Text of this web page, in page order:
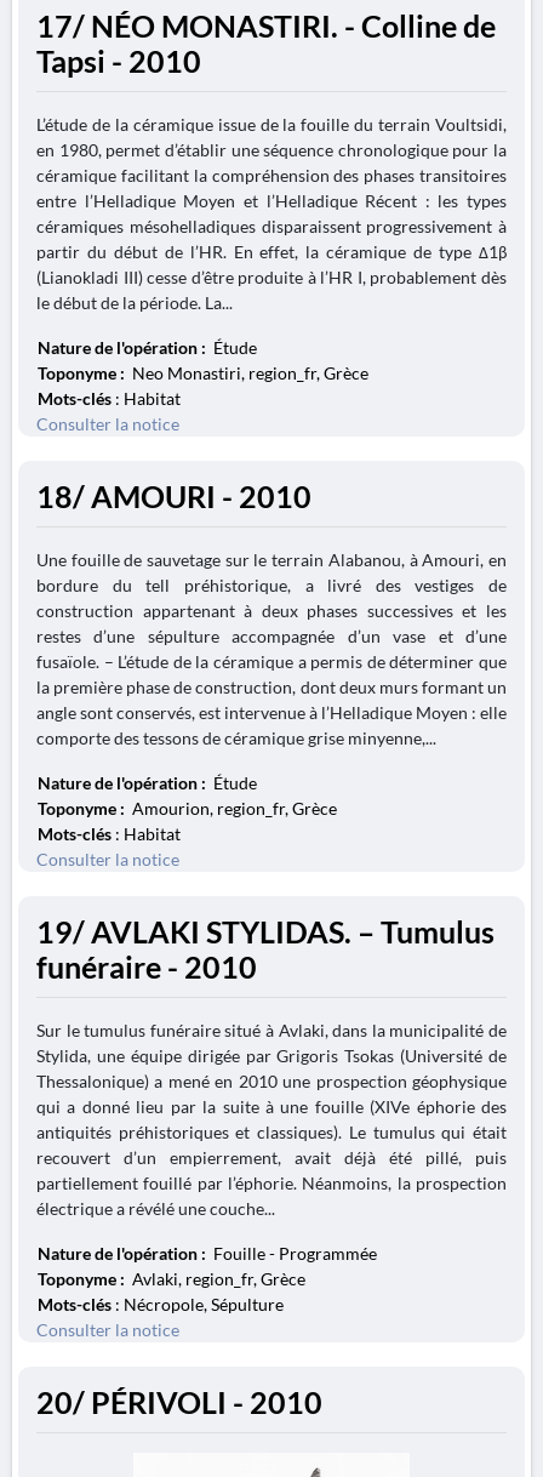
17/ NÉO MONASTIRI. - Colline de
Tapsi - 2010
L’étude de la céramique issue de la fouille du terrain Voultsidi,
en 1980, permet d’établir une séquence chronologique pour la
céramique facilitant la compréhension des phases transitoires
entre l’Helladique Moyen et l’Helladique Récent : les types
céramiques mésohelladiques disparaissent progressivement à
partir du début de l’HR. En effet, la céramique de type Δ1β
(Lianokladi III) cesse d’être produite à l’HR I, probablement dès
le début de la période. La...
Nature de l'opération : Étude
Toponyme : Neo Monastiri, region_fr, Grèce
Mots-clés : Habitat
Consulter la notice
18/ AMOURI - 2010
Une fouille de sauvetage sur le terrain Alabanou, à Amouri, en
bordure du tell préhistorique, a livré des vestiges de
construction appartenant à deux phases successives et les
restes d’une sépulture accompagnée d’un vase et d’une
fusaïole. – L’étude de la céramique a permis de déterminer que
la première phase de construction, dont deux murs formant un
angle sont conservés, est intervenue à l’Helladique Moyen : elle
comporte des tessons de céramique grise minyenne,...
Nature de l'opération : Étude
Toponyme : Amourion, region_fr, Grèce
Mots-clés : Habitat
Consulter la notice
19/ AVLAKI STYLIDAS. – Tumulus
funéraire - 2010
Sur le tumulus funéraire situé à Avlaki, dans la municipalité de
Stylida, une équipe dirigée par Grigoris Tsokas (Université de
Thessalonique) a mené en 2010 une prospection géophysique
qui a donné lieu par la suite à une fouille (XIVe éphorie des
antiquités préhistoriques et classiques). Le tumulus qui était
recouvert d’un empierrement, avait déjà été pillé, puis
partiellement fouillé par l’éphorie. Néanmoins, la prospection
électrique a révélé une couche...
Nature de l'opération : Fouille - Programmée
Toponyme : Avlaki, region_fr, Grèce
Mots-clés : Nécropole, Sépulture
Consulter la notice
20/ PÉRIVOLI - 2010